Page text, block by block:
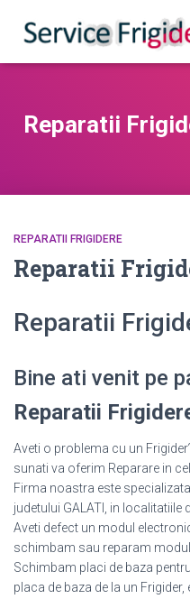
Reparatii
REPARATII FRIGIDERE
Reparatii
Reparatii
Bine ati venit pe
Reparatii
Aveti o problema cu un
sunati va oferim Reparare in
Firma noastra este
judetului GALATI, in localitatiile
Aveti defect un modul
schimbam sau reparam
Schimbam placi de baza
placa de baza de la un